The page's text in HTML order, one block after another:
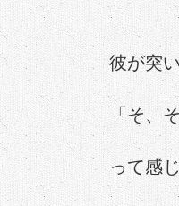
彼が突
「そ、
って感